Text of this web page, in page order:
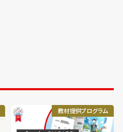
教材提供プログラム